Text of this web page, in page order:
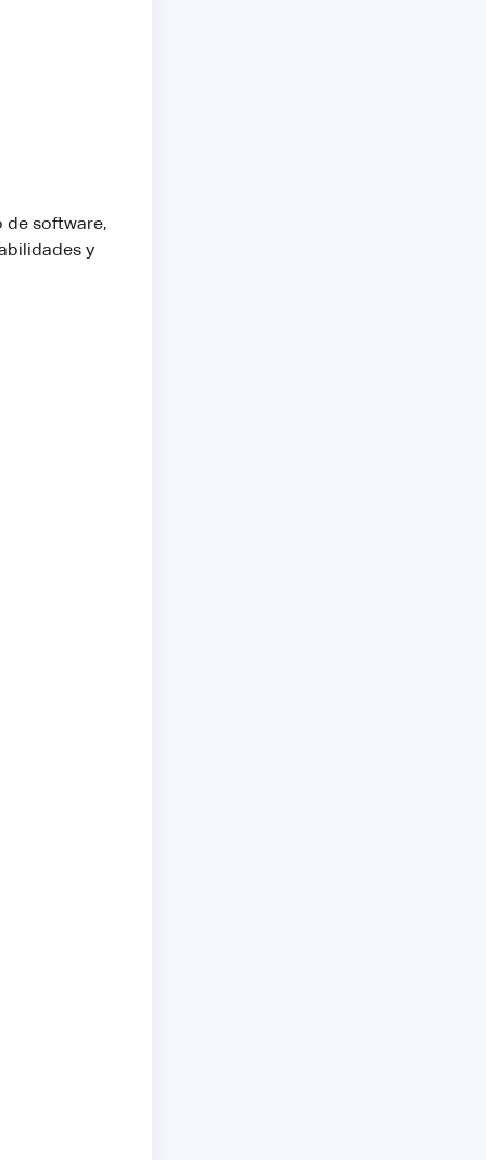
de software,
y